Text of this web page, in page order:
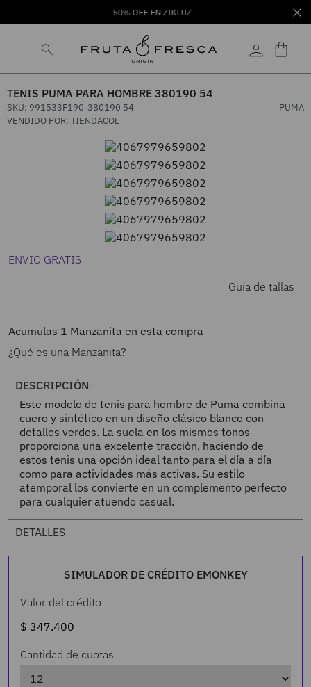
50% OFF EN ZIKLUZ
TENIS PUMA PARA HOMBRE 380190 54
SKU: 991533F190-380190 54
PUMA
VENDIDO POR: TIENDACOL
ENVIO GRATIS
Guía de tallas
Acumulas 1 Manzanita en esta compra
¿Qué es una Manzanita?
DESCRIPCIÓN
Este modelo de tenis para hombre de Puma combina
cuero y sintético en un diseño clásico blanco con
detalles verdes. La suela en los mismos tonos
proporciona una excelente tracción, haciendo de
estos tenis una opción ideal tanto para el día a día
como para actividades más activas. Su estilo
atemporal los convierte en un complemento perfecto
para cualquier atuendo casual.
DETALLES
SIMULADOR DE CRÉDITO EMONKEY
Valor del crédito
Cantidad de cuotas